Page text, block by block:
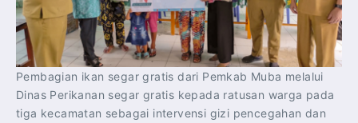
Pembagian ikan segar gratis dari Pemkab Muba melalui
Dinas Perikanan segar gratis kepada ratusan warga pada
tiga kecamatan sebagai intervensi gizi pencegahan dan